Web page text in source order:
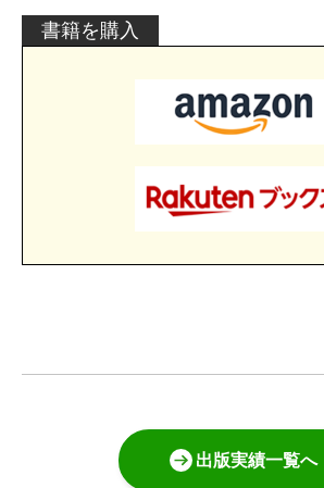
書籍を購入
出版実績一覧へ